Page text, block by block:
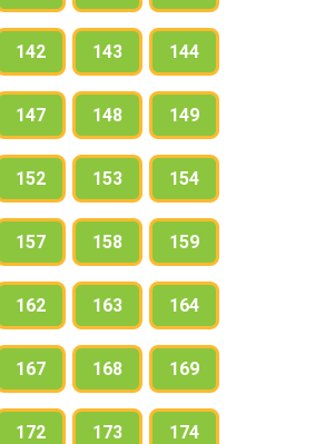
142 143 144
147 148 149
152 153 154
157 158 159
162 163 164
167 168 169
172 173 174